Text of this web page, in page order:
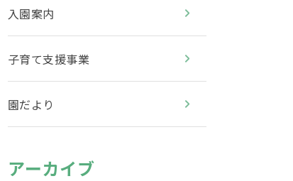
入園案内
子育て支援事業
園だより
アーカイブ